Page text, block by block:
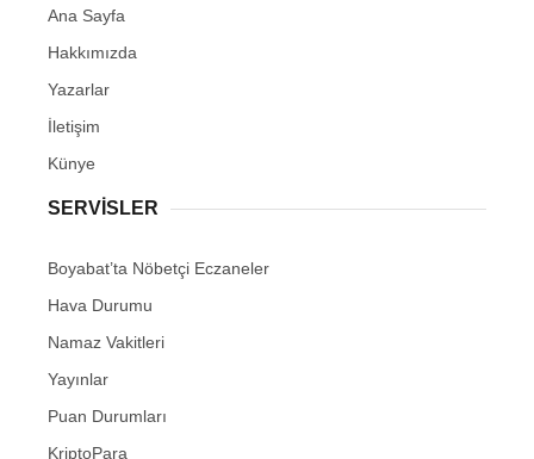
Ana Sayfa
Hakkımızda
Yazarlar
İletişim
Künye
SERVISLER
Boyabat’ta Nöbetçi Eczaneler
Hava Durumu
Namaz Vakitleri
Yayınlar
Puan Durumları
KriptoPara